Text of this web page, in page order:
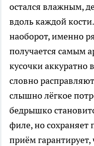
остался влажным,
вдоль каждой
наоборот, именно
получается самым
кусочки аккуратно
словно
слышно лёгкое
бедрышко
филе, но сохраняет
приём